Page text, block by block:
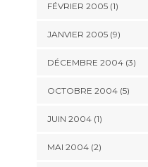
FÉVRIER 2005 (1)
JANVIER 2005 (9)
DÉCEMBRE 2004 (3)
OCTOBRE 2004 (5)
JUIN 2004 (1)
MAI 2004 (2)